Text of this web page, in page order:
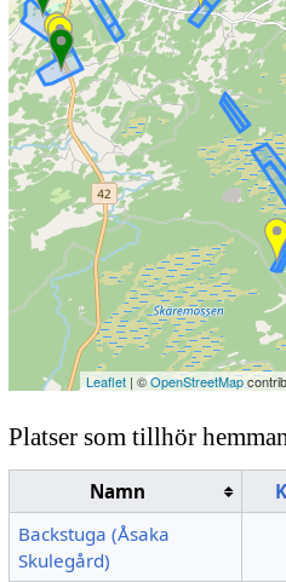
Leaflet | ©OpenStreetMap
Platser som tillhör
Namn
Backstuga (Åsaka
Skulegård)